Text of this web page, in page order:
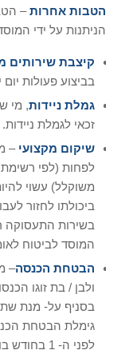
הטבות אחרות–
הניתנות על ידי
קיצבת שירותים
בביצוע פעולות
גמלת ניידות, מי
זכאי לגמלת ניידות.
שיקום מקצועי
לפחות (לפי רשימת
משוקלל) עשוי
ביכולתו לחזור
בשירות התעסוקה
המוסד לביטוח
הבטחת הכנסה–
ולבן / בת זוגו
בסניף על- מנת
גימלת הבטחת
לפני ה- 1 בחודש בו מוגשת התביעה להבטחת הכנסה.